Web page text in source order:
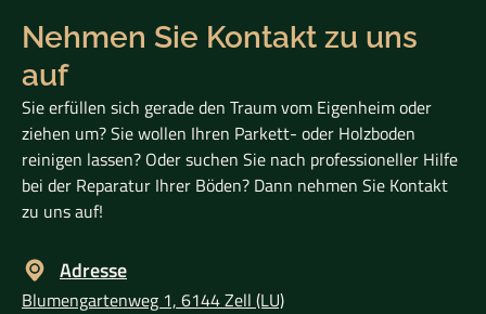
Nehmen Sie Kontakt zu uns
auf
Sie erfüllen sich gerade den Traum vom Eigenheim oder
ziehen um? Sie wollen Ihren Parkett- oder Holzboden
reinigen lassen? Oder suchen Sie nach professioneller Hilfe
bei der Reparatur Ihrer Böden? Dann nehmen Sie Kontakt
zu uns auf!
Adresse
Blumengartenweg 1, 6144 Zell (LU)